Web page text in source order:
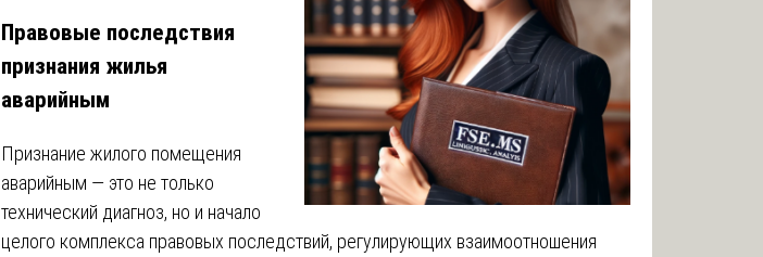
Правовые последствия
признания жилья
аварийным
Признание жилого помещения
аварийным — это не только
технический диагноз, но и начало
целого комплекса правовых последствий, регулирующих взаимоотношения